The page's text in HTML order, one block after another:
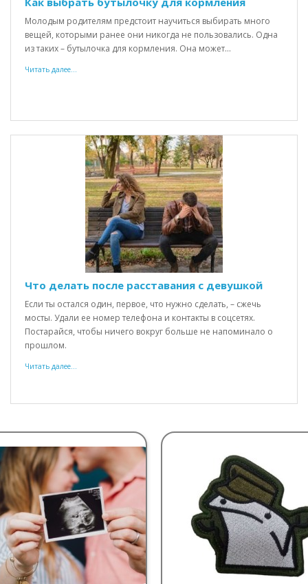
Молодым родителям предстоит научиться выбирать много
вещей, которыми ранее они никогда не пользовались. Одна
из таких – бутылочка для кормления. Она может...
Читать далее...
Что делать после расставания с девушкой
Если ты остался один, первое, что нужно сделать, – сжечь
мосты. Удали ее номер телефона и контакты в соцсетях.
Постарайся, чтобы ничего вокруг больше не напоминало о
прошлом.
Читать далее...